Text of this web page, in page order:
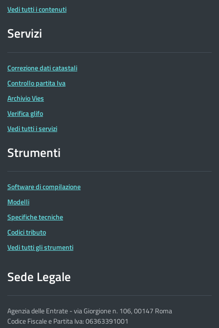
Vedi tutti i contenuti
Servizi
Correzione dati catastali
Controllo partita Iva
Archivio Vies
Verifica glifo
Vedi tutti i servizi
Strumenti
Software di compilazione
Modelli
Specifiche tecniche
Codici tributo
Vedi tutti gli strumenti
Sede Legale
Agenzia delle Entrate - via Giorgione n. 106, 00147 Roma
Codice Fiscale e Partita Iva: 06363391001